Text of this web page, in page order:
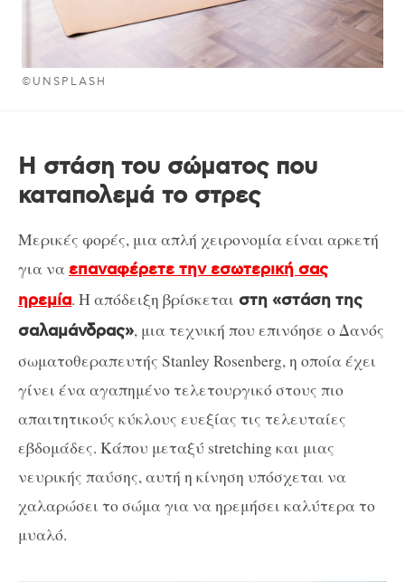
©UNSPLASH
Η στάση του σώματος που
καταπολεμά το στρες
Μερικές φορές, μια απλή χειρονομία είναι αρκετή
για να επαναφέρετε την εσωτερική σας
ηρεμία. Η απόδειξη βρίσκεται στη «στάση της
σαλαμάνδρας», μια τεχνική που επινόησε ο Δανός
σωματοθεραπευτής Stanley Rosenberg, η οποία έχει
γίνει ένα αγαπημένο τελετουργικό στους πιο
απαιτητικούς κύκλους ευεξίας τις τελευταίες
εβδομάδες. Κάπου μεταξύ stretching και μιας
νευρικής παύσης, αυτή η κίνηση υπόσχεται να
χαλαρώσει το σώμα για να ηρεμήσει καλύτερα το
μυαλό.